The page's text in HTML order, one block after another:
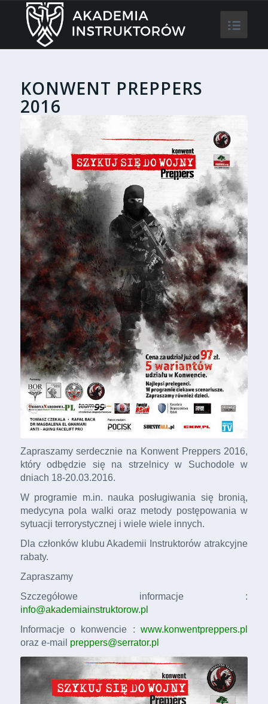
KONWENT PREPPERS
2016
Zapraszamy serdecznie na Konwent Preppers 2016,
który odbędzie się na strzelnicy w Suchodole w
dniach 18-20.03.2016.
W programie m.in. nauka posługiwania się bronią,
medycyna pola walki oraz metody postępowania w
sytuacji terrorystycznej i wiele wiele innych.
Dla członków klubu Akademii Instruktorów atrakcyjne
rabaty.
Zapraszamy
Szczegółowe informacje :
info@akademiainstruktorow.pl
Informacje o konwencie :www.konwentpreppers.pl
oraz e-mail preppers@serrator.pl